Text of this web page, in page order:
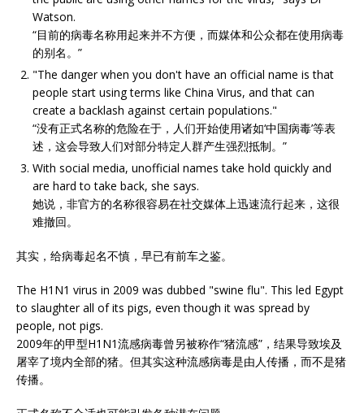
Watson.
“目前的病毒名称用起来并不方便，而媒体和公众都在使用病毒
的别名。”
"The danger when you don't have an official name is that
people start using terms like China Virus, and that can
create a backlash against certain populations."
“没有正式名称的危险在于，人们开始使用诸如‘中国病毒’等表
述，这会导致人们对部分特定人群产生强烈抵制。”
With social media, unofficial names take hold quickly and
are hard to take back, she says.
她说，非官方的名称很容易在社交媒体上迅速流行起来，这很
难撤回。
其实，给病毒起名不慎，早已有前车之鉴。
The H1N1 virus in 2009 was dubbed "swine flu". This led Egypt
to slaughter all of its pigs, even though it was spread by
people, not pigs.
2009年的甲型H1N1流感病毒曾另被称作“猪流感”，结果导致埃及
屠宰了境内全部的猪。但其实这种流感病毒是由人传播，而不是猪
传播。